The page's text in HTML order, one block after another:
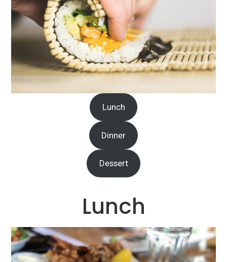
Lunch
Dinner
Dessert
Lunch